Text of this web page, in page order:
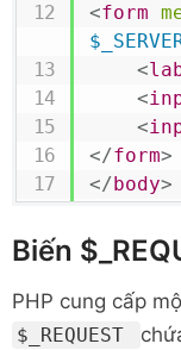
<form
<
<
<
</form>
</body>
Biến
PHP cung cấp
$_REQUEST